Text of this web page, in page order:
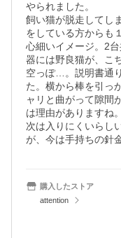
やられました。
飼い猫が脱走してし
をしている方からも
心細いイメージ。2
器には野良猫が、こ
空っぽ…。説明書通
た。横から棒を引っ
ャリと曲がって隙間
は理由がありますね
次は入りにくいらし
が、今は手持ちの針
購入したストア
attention